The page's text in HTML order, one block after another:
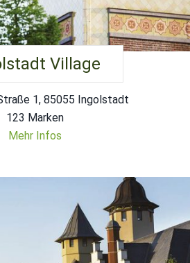
Village
1, 85055 Ingolstadt
123 Marken
Mehr Infos